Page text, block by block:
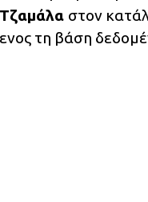
Τζαμάλα στον
τη βάση